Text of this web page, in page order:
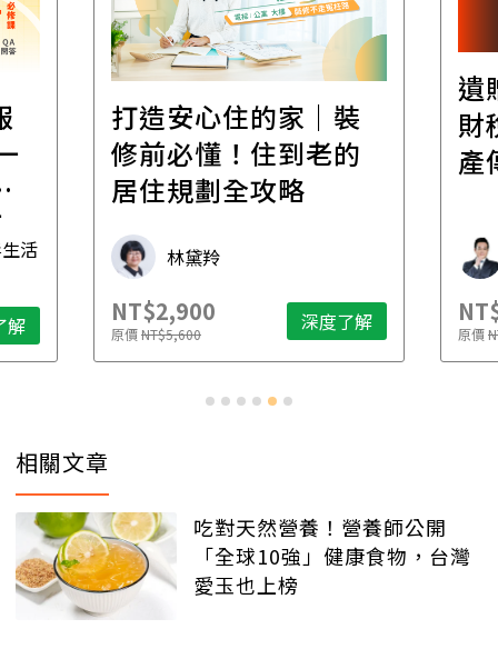
活
解
打造安心住的家｜裝
修前必懂！住到老的
居住規劃全攻略
林黛羚
NT$2,900
原價NT$5,600 深度了解
遺
財
產
原價
相關文章
吃對天然營養！營養師公開
「全球10強」健康食物，台灣
愛玉也上榜